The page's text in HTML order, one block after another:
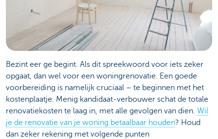
Bezint eer ge begint. Als dit spreekwoord voor iets zeker
opgaat, dan wel voor een woningrenovatie. Een goede
voorbereiding is namelijk cruciaal – te beginnen met het
kostenplaatje. Menig kandidaat-verbouwer schat de totale
renovatiekosten te laag in, met alle gevolgen van dien. Wil
je de renovatie van je woning betaalbaar houden? Houd
dan zeker rekening met volgende punten